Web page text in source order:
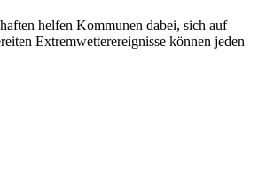
helfen Kommunen dabei, sich auf
Extremwetterereignisse können jeden